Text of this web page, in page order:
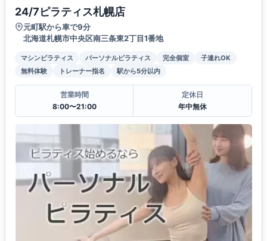
24/7ピラティス札幌店
元町駅から車で9分
北海道札幌市中央区南三条東2丁目1番地
マシンピラティス パーソナルピラティス 完全個室
子連れOK
無料体験
トレーナー指名 駅から5分以内
営業時間
8:00〜21:00
定休日
年中無休